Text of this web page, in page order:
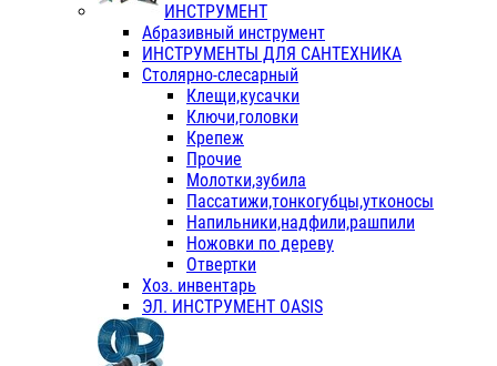
ИНСТРУМЕНТ
Абразивный инструмент
ИНСТРУМЕНТЫ ДЛЯ САНТЕХНИКА
Столярно-слесарный
Клещи,кусачки
Ключи,головки
Крепеж
Прочие
Молотки,зубила
Пассатижи,тонкогубцы,утконосы
Напильники,надфили,рашпили
Ножовки по дереву
Отвертки
Хоз. инвентарь
ЭЛ. ИНСТРУМЕНТ OASIS